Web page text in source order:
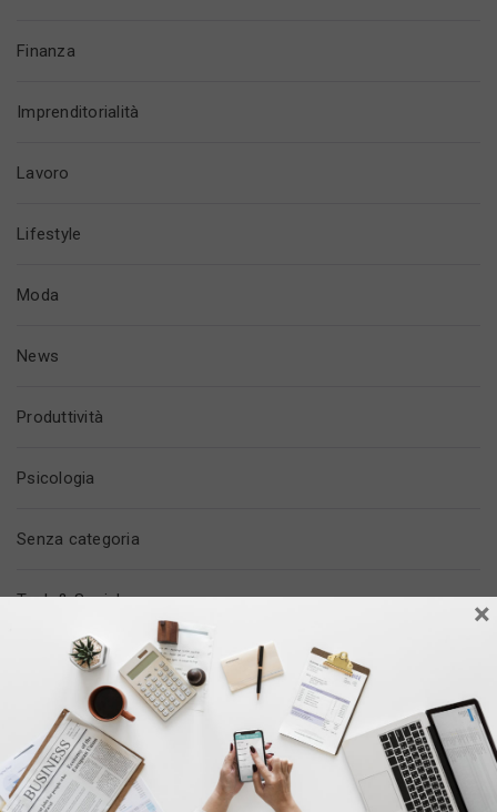
Finanza
Imprenditorialità
Lavoro
Lifestyle
Moda
News
Produttività
Psicologia
Senza categoria
Tech & Social
Tempo Libero
Trovare Lavoro
Vita In Ufficio
×